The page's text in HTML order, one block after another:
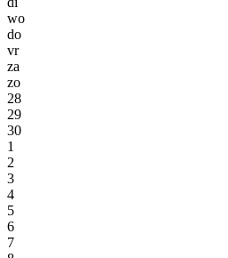
wo
do
vr
za
zo
28
29
30
1
2
3
4
5
6
7